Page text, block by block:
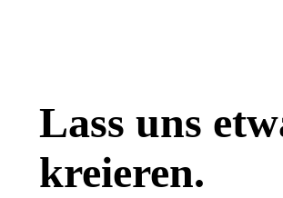
Lass uns
kreieren.